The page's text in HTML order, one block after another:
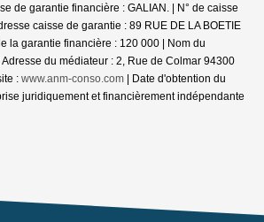
de garantie financière : GALIAN. | N° de caisse
caisse de garantie : 89 RUE DE LA BOETIE
la garantie financière : 120 000 | Nom du
du médiateur : 2, Rue de Colmar 94300
: www.anm-conso.com | Date d'obtention du
juridiquement et financièrement indépendante